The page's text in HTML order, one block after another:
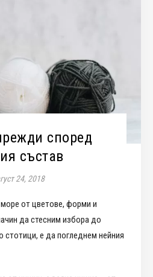
според
състав
24, 2018
от цветове, форми и
да стесним избора до
стотици, е да погледнем нейния